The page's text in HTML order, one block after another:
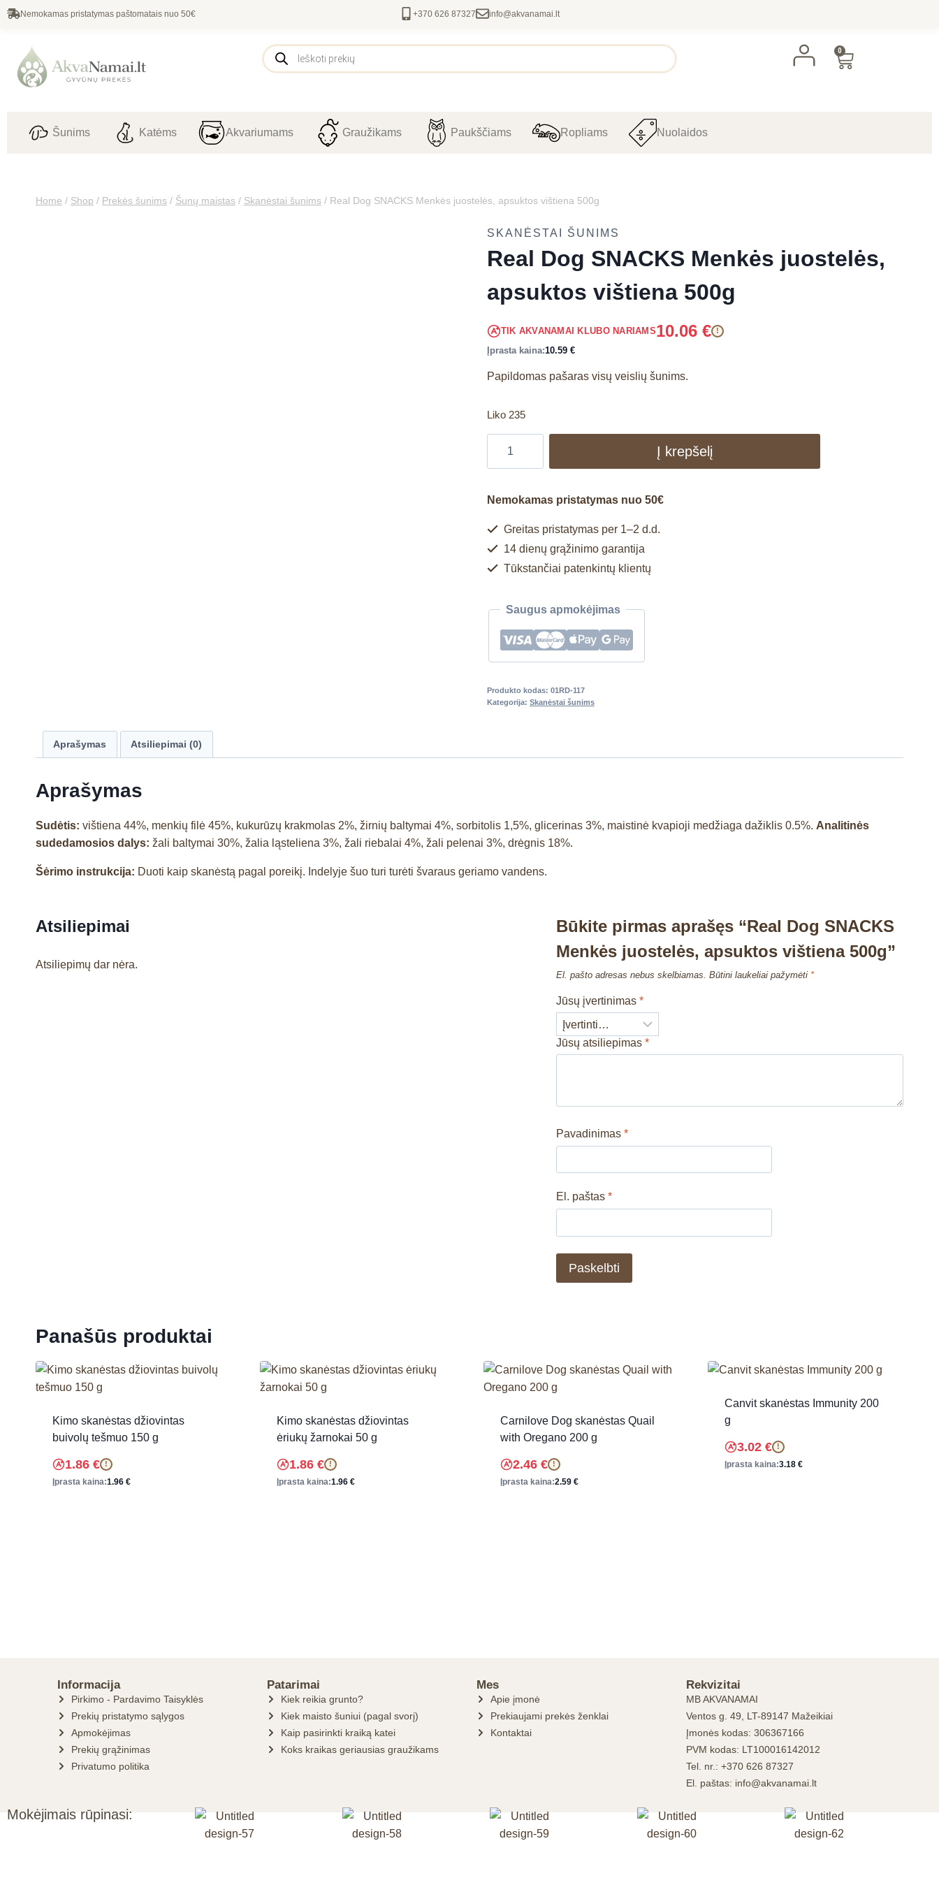
Nemokamas pristatymas paštomatais nuo 50€ +370 626 87327 info@akvanamai.lt
0
Šunims Katėms Akvariumams Graužikams Paukščiams Ropliams Nuolaidos
Home / Shop / Prekės šunims / Šunų maistas / Skanėstai šunims / Real Dog SNACKS Menkės juostelės, apsuktos vištiena 500g
SKANĖSTAI ŠUNIMS
Real Dog SNACKS Menkės juostelės,
apsuktos vištiena 500g
TIK AKVANAMAI KLUBO NARIAMS10.06 € !
Įprasta kaina:10.59 €
Papildomas pašaras visų veislių šunims.
Liko 235
Į krepšelį
Nemokamas pristatymas nuo 50€
Greitas pristatymas per 1–2 d.d.
14 dienų grąžinimo garantija
Tūkstančiai patenkintų klientų
Saugus apmokėjimas
Produkto kodas: 01RD-117
Kategorija: Skanėstai šunims
Aprašymas Atsiliepimai (0)
Aprašymas
Sudėtis: vištiena 44%, menkių filė 45%, kukurūzų krakmolas 2%, žirnių baltymai 4%, sorbitolis 1,5%, glicerinas 3%, maistinė kvapioji medžiaga dažiklis 0.5%. Analitinės
sudedamosios dalys: žali baltymai 30%, žalia ląsteliena 3%, žali riebalai 4%, žali pelenai 3%, drėgnis 18%.
Šėrimo instrukcija: Duoti kaip skanėstą pagal poreikį. Indelyje šuo turi turėti švaraus geriamo vandens.
Atsiliepimai
Atsiliepimų dar nėra.
Būkite pirmas aprašęs “Real Dog SNACKS
Menkės juostelės, apsuktos vištiena 500g”
El. pašto adresas nebus skelbiamas. Būtini laukeliai pažymėti *
Jūsų įvertinimas*
Jūsų atsiliepimas*
Pavadinimas*
El. paštas*
Panašūs produktai
Kimo skanėstas džiovintas
buivolų tešmuo 150 g
1.86 € !
Įprasta kaina:1.96 €
Kimo skanėstas džiovintas
ėriukų žarnokai 50 g
1.86 € !
Įprasta kaina:1.96 €
Carnilove Dog skanėstas Quail
with Oregano 200 g
2.46 € !
Įprasta kaina:2.59 €
Canvit skanėstas Immunity 200
g
3.02 € !
Įprasta kaina:3.18 €
Informacija
Pirkimo - Pardavimo Taisyklės
Prekių pristatymo sąlygos
Apmokėjimas
Prekių grąžinimas
Privatumo politika
Patarimai
Kiek reikia grunto?
Kiek maisto šuniui (pagal svorį)
Kaip pasirinkti kraiką katei
Koks kraikas geriausias graužikams
Mes
Apie įmonė
Prekiaujami prekės ženklai
Kontaktai
Rekvizitai
MB AKVANAMAI
Ventos g. 49, LT-89147 Mažeikiai
Įmonės kodas: 306367166
PVM kodas: LT100016142012
Tel. nr.: +370 626 87327
El. paštas: info@akvanamai.lt
Mokėjimais rūpinasi: